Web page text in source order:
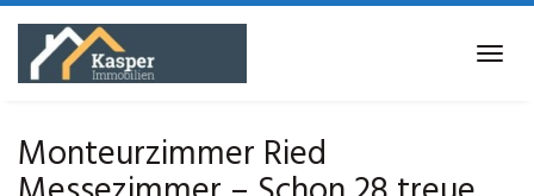
Skip
main
Monteurzimmer Ried